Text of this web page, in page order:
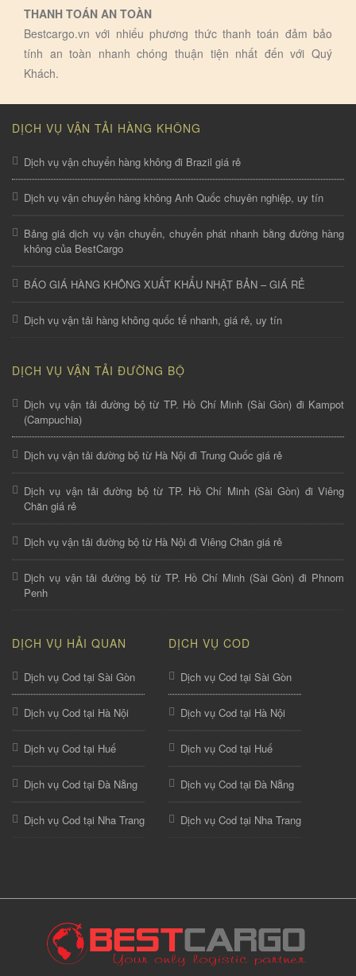
THANH TOÁN AN TOÀN
Bestcargo.vn với nhiếu phương thức thanh toán đảm bảo
tính an toàn nhanh chóng thuận tiện nhất đến với Quý
Khách.
DỊCH VỤ VẬN TẢI HÀNG KHÔNG
Dịch vụ vận chuyển hàng không đi Brazil giá rẻ
Dịch vụ vận chuyển hàng không Anh Quốc chuyên nghiệp, uy tín
Bảng giá dịch vụ vận chuyển, chuyển phát nhanh bằng đường hàng
không của BestCargo
BÁO GIÁ HÀNG KHÔNG XUẤT KHẨU NHẬT BẢN – GIÁ RẺ
Dịch vụ vận tải hàng không quốc tế nhanh, giá rẻ, uy tín
DỊCH VỤ VẬN TẢI ĐƯỜNG BỘ
Dịch vụ vận tải đường bộ từ TP. Hồ Chí Minh (Sài Gòn) đi Kampot
(Campuchia)
Dịch vụ vận tải đường bộ từ Hà Nội đi Trung Quốc giá rẻ
Dịch vụ vận tải đường bộ từ TP. Hồ Chí Minh (Sài Gòn) đi Viêng
Chăn giá rẻ
Dịch vụ vận tải đường bộ từ Hà Nội đi Viêng Chăn giá rẻ
Dịch vụ vận tải đường bộ từ TP. Hồ Chí Minh (Sài Gòn) đi Phnom
Penh
DỊCH VỤ HẢI QUAN
Dịch vụ Cod tại Sài Gòn
Dịch vụ Cod tại Hà Nội
Dịch vụ Cod tại Huế
Dịch vụ Cod tại Đà Nẵng
Dịch vụ Cod tại Nha Trang
DỊCH VỤ COD
Dịch vụ Cod tại Sài Gòn
Dịch vụ Cod tại Hà Nội
Dịch vụ Cod tại Huế
Dịch vụ Cod tại Đà Nẵng
Dịch vụ Cod tại Nha Trang